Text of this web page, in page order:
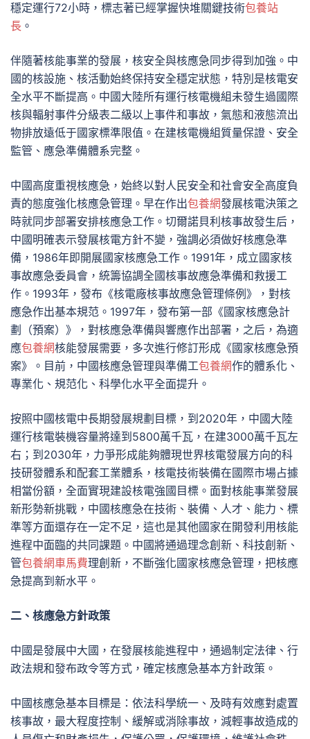
穩定運行72小時，標志著已經掌握快堆關鍵技術包養站
長 。
伴隨著核能事業的發展，核安全與核應急同步得到加強。中
國的核設施、核活動始終保持安全穩定狀態，特別是核電安
全水平不斷提高。中國大陸所有運行核電機組未發生過國際
核與輻射事件分級表二級以上事件和事故，氣態和液態流出
物排放遠低于國家標準限值。在建核電機組質量保證、安全
監管、應急準備體系完整。
中國高度重視核應急，始終以對人民安全和社會安全高度負
責的態度強化核應急管理。早在作出包養網發展核電決策之
時就同步部署安排核應急工作。切爾諾貝利核事故發生后，
中國明確表示發展核電方針不變，強調必須做好核應急準
備，1986年即開展國家核應急工作。1991年，成立國家核
事故應急委員會，統籌協調全國核事故應急準備和救援工
作。1993年，發布《核電廠核事故應急管理條例》，對核
應急作出基本規范。1997年，發布第一部《國家核應急計
劃（預案）》，對核應急準備與響應作出部署，之后，為適
應包養網核能發展需要，多次進行修訂形成《國家核應急預
案》。目前，中國核應急管理與準備工包養網作的體系化、
專業化、規范化、科學化水平全面提升。
按照中國核電中長期發展規劃目標，到2020年，中國大陸
運行核電裝機容量將達到5800萬千瓦，在建3000萬千瓦左
右；到2030年，力爭形成能夠體現世界核電發展方向的科
技研發體系和配套工業體系，核電技術裝備在國際市場占據
相當份額，全面實現建設核電強國目標。面對核能事業發展
新形勢新挑戰，中國核應急在技術、裝備、人才、能力、標
準等方面還存在一定不足，這也是其他國家在開發利用核能
進程中面臨的共同課題。中國將通過理念創新、科技創新、
管包養網車馬費理創新，不斷強化國家核應急管理，把核應
急提高到新水平。
二、核應急方針政策
中國是發展中大國，在發展核能進程中，通過制定法律、行
政法規和發布政令等方式，確定核應急基本方針政策。
中國核應急基本目標是：依法科學統一、及時有效應對處置
核事故，最大程度控制、緩解或消除事故，減輕事故造成的